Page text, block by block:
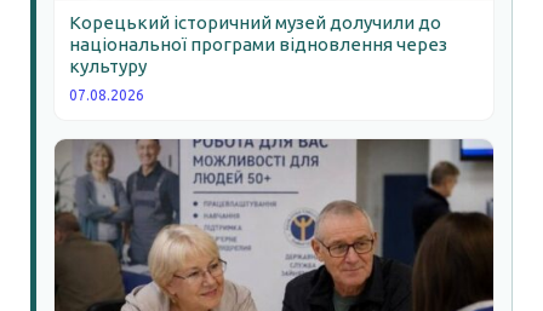
Корецький історичний музей долучили до
національної програми відновлення через
культуру
07.08.2026